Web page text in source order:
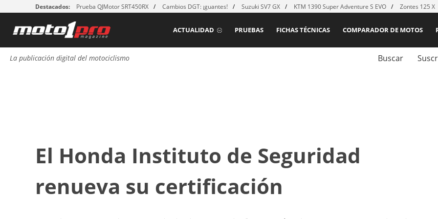
Destacados: Prueba QJMotor SRT450RX Cambios DGT: ¡guantes! Suzuki SV7 GX KTM 1390 Super Adventure S EVO Zontes 125 X
COMPARADOR DE MOTOS
FICHAS TÉCNICAS
PRUEBAS
ACTUALIDAD
La publicación digital del motociclismo Buscar
El Honda Instituto de Seguridad
renueva su certificación